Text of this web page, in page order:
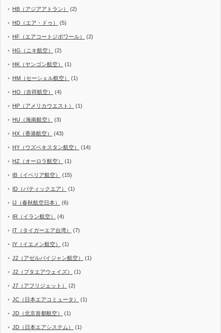
HB（アジアアトラン） (2)
HD（エア・ドゥ） (5)
HF（エアコートジボワール） (2)
HG（ニキ航空） (2)
HK（ヤンゴン航空） (1)
HM（セーシェル航空） (1)
HO（吉祥航空） (4)
HP（アメリカウエスト） (1)
HU（海南航空） (3)
HX（香港航空） (43)
HY（ウズベキスタン航空） (14)
HZ（オーロラ航空） (1)
IB（イベリア航空） (15)
ID（バティックエア） (1)
IJ（春秋航空日本） (6)
IR（イラン航空） (4)
IT（タイガーエア台湾） (7)
IY（イエメン航空） (1)
J2（アゼルバイジャン航空） (1)
J2（ブタエアウェイズ） (1)
J7（アフリジェット） (2)
JC（日本エアコミュータ） (1)
JD（北京首都航空） (1)
JD（日本エアシステム） (1)